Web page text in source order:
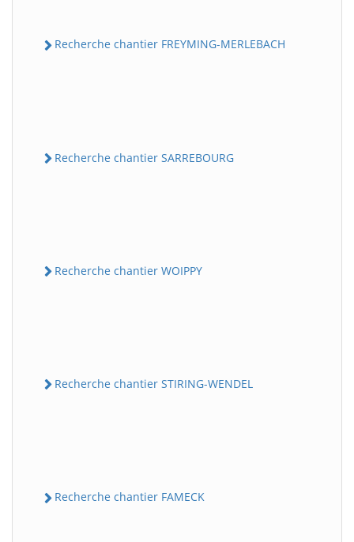
Recherche chantier FREYMING-MERLEBACH
Recherche chantier SARREBOURG
Recherche chantier WOIPPY
Recherche chantier STIRING-WENDEL
Recherche chantier FAMECK